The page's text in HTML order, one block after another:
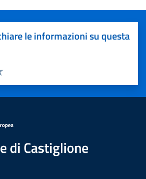
le informazioni su questa
5 stelle su 5
4 stelle su 5
su 5
su 5
di Castiglione